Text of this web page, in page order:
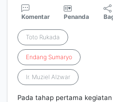
Komentar Penanda
Toto Rukada
Endang Sumaryo
Ir. Muziel Alzwar
Pada tahap pertama kegiatan